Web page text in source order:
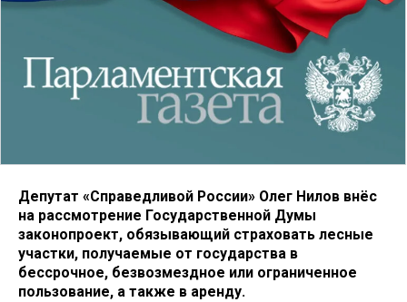
Депутат «Справедливой России» Олег Нилов внёс
на рассмотрение Государственной Думы
законопроект, обязывающий страховать лесные
участки, получаемые от государства в
бессрочное, безвозмездное или ограниченное
пользование, а также в аренду.